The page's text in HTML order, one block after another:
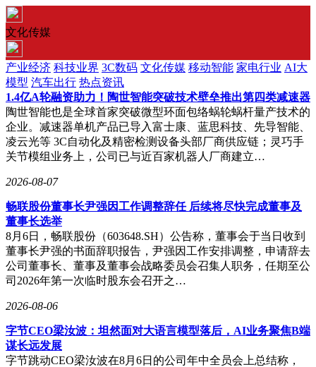
文化传媒
产业经济 科技业界 3C数码 文化传媒 移动智能 家电行业 AI大
模型 汽车出行 热点资讯
1.4亿A轮融资助力！陶世智能突破技术壁垒推出第四类减速器
陶世智能也是全球首家突破微型环面包络蜗轮蜗杆量产技术的
企业。减速器单机产品已导入富士康、蓝思科技、先导智能、
凌云光等 3C自动化及精密检测设备头部厂商供应链；灵巧手
关节模组业务上，公司已与近百家机器人厂商建立…
2026-08-07
畅联股份董事长尹强因工作调整辞任 后续将尽快完成董事及
董事长选举
8月6日，畅联股份（603648.SH）公告称，董事会于当日收到
董事长尹强的书面辞职报告，尹强因工作安排调整，申请辞去
公司董事长、董事及董事会战略委员会召集人职务，任期至公
司2026年第一次临时股东会召开之…
2026-08-06
字节CEO梁汝波：坦然面对大语言模型落后，AI业务聚焦B端
谋长远发展
字节跳动CEO梁汝波在8月6日的公司年中全员会上总结称，